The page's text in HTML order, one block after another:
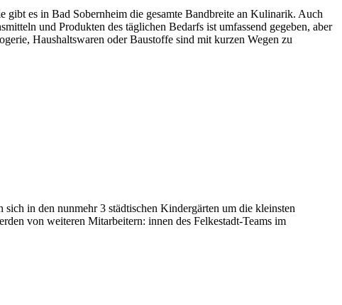
gibt es in Bad Sobernheim die gesamte Bandbreite an Kulinarik. Auch
und Produkten des täglichen Bedarfs ist umfassend gegeben, aber
Haushaltswaren oder Baustoffe sind mit kurzen Wegen zu
in den nunmehr 3 städtischen Kindergärten um die kleinsten
von weiteren Mitarbeitern: innen des Felkestadt-Teams im